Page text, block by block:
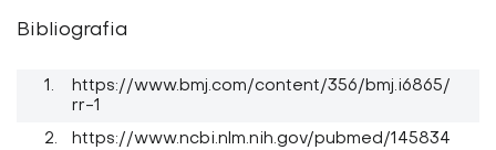
Bibliografia
https://www.bmj.com/content/356/bmj.i6865/
rr-1
https://www.ncbi.nlm.nih.gov/pubmed/145834